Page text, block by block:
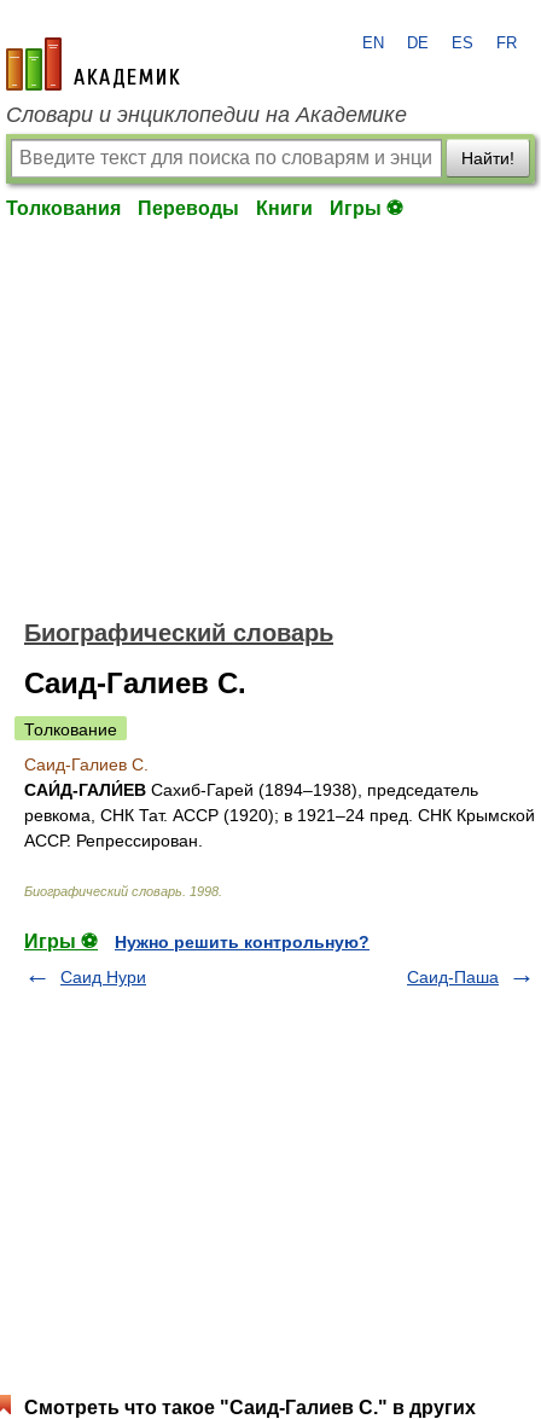
academic.ru
EN DE ES FR
Словари и энциклопедии на Академике
Найти!
Толкования Переводы Книги Игры ⚽
Биографический словарь
Саид-Галиев С.
Толкование
Саид-Галиев С.
САИ́Д-ГАЛИ́ЕВ Сахиб-Гарей (1894–1938), председатель
ревкома, СНК Тат. АССР (1920); в 1921–24 пред. СНК Крымской
АССР. Репрессирован.
Биографический словарь 1998
Игры ⚽
Нужно решить контрольную?
Саид Нури
Саид-Паша
Смотреть что такое "Саид-Галиев С." в других